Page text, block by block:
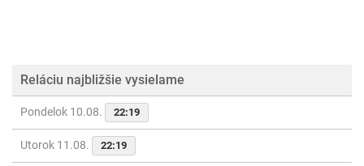
Reláciu najbližšie vysielame
Pondelok 10.08. 22:19
Utorok 11.08. 22:19